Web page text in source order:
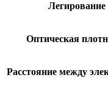
Легирование
Оптическая
Расстояние между